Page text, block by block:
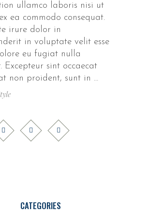
ullamco laboris nisi ut
ea commodo consequat.
irure dolor in
in voluptate velit esse
eu fugiat nulla
Excepteur sint occaecat
non proident, sunt in
CATEGORIES